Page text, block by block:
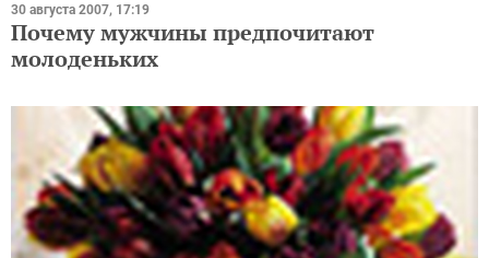
30 августа 2007, 17:19
Почему мужчины предпочитают
молоденьких